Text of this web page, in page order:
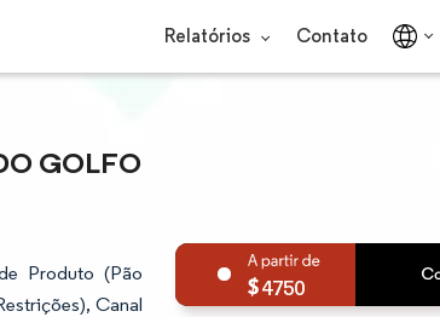
Relatórios Contato
GOLFO
Produto (Pão
Canal
4750